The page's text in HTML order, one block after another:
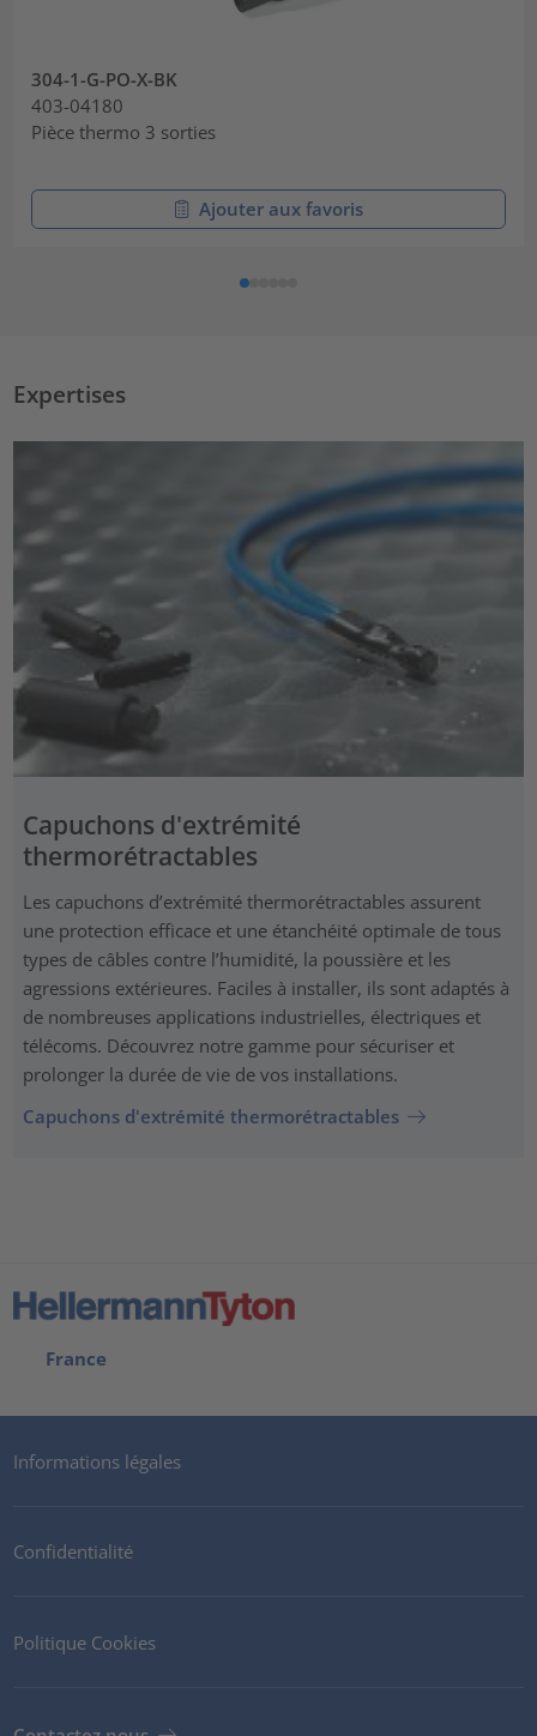
304-1-G-PO-X-BK
403-04180
Pièce thermo 3 sorties
Ajouter aux favoris
Expertises
Capuchons d'extrémité
thermorétractables
Les capuchons d’extrémité thermorétractables assurent
une protection efficace et une étanchéité optimale de tous
types de câbles contre l’humidité, la poussière et les
agressions extérieures. Faciles à installer, ils sont adaptés à
de nombreuses applications industrielles, électriques et
télécoms. Découvrez notre gamme pour sécuriser et
prolonger la durée de vie de vos installations.
Capuchons d'extrémité thermorétractables
France
Informations légales
Confidentialité
Politique Cookies